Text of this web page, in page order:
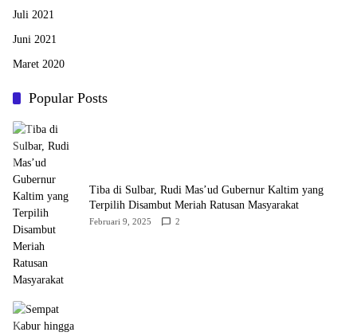
Juli 2021
Juni 2021
Maret 2020
Popular Posts
Tiba di Sulbar, Rudi Mas’ud Gubernur Kaltim yang
Terpilih Disambut Meriah Ratusan Masyarakat
Februari 9, 2025 2